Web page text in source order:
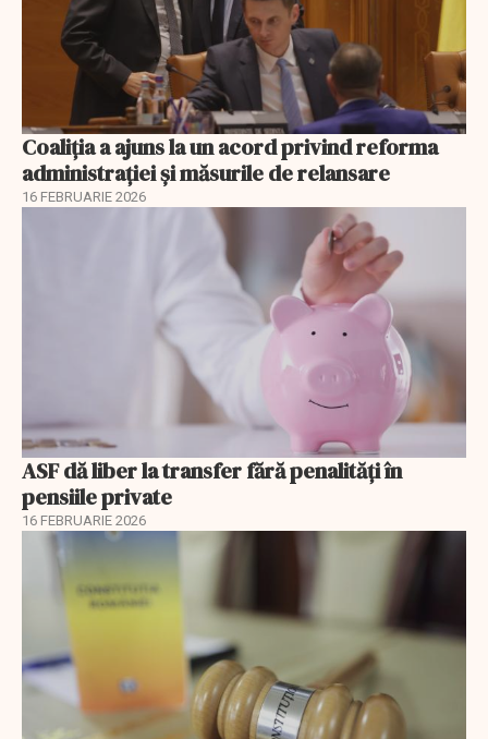
Coaliția a ajuns la un acord privind reforma
administrației și măsurile de relansare
16 FEBRUARIE 2026
ASF dă liber la transfer fără penalități în
pensiile private
16 FEBRUARIE 2026